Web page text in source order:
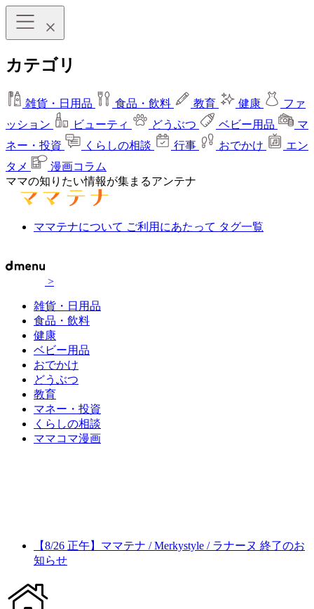
カテゴリ
雑貨・日用品 食品・飲料 教育 健康
ファ
ッション
ビューティ どうぶつ ベビー用品
マ
ネー・投資
くらしの相談 行事 おでかけ
エン
タメ
漫画コラム
ママの知りたい情報が集まるアンテナ
ママテナについて ご利用にあたって タグ一覧
>
雑貨・日用品
食品・飲料
健康
ベビー用品
おでかけ
どうぶつ
教育
マネー・投資
くらしの相談
ママコマ漫画
【8/26 正午】ママテナ / Merkystyle / ラナーヌ 終了のお
知らせ